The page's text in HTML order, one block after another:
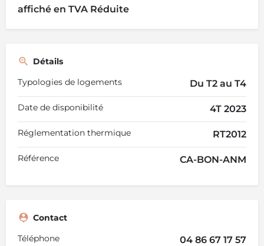
affiché en TVA Réduite
Détails
Typologies de logements
Du T2 au T4
Date de disponibilité 4T 2023
Réglementation thermique RT2012
Référence CA-BON-ANM
Contact
Téléphone
04 86 67 17 57